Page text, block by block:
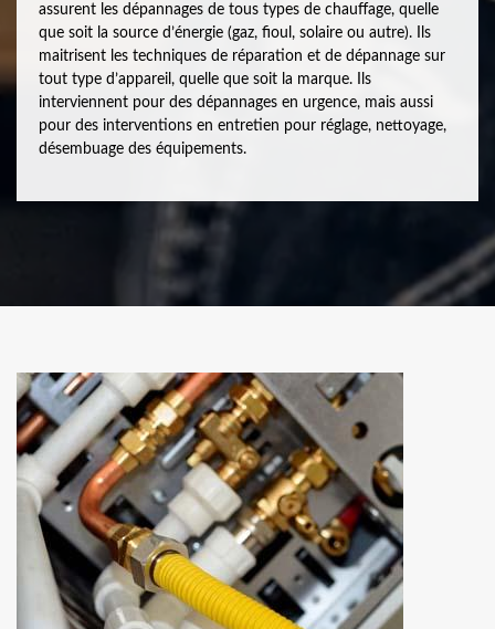
assurent les dépannages de tous types de chauffage, quelle
que soit la source d’énergie (gaz, fioul, solaire ou autre). Ils
maitrisent les techniques de réparation et de dépannage sur
tout type d’appareil, quelle que soit la marque. Ils
interviennent pour des dépannages en urgence, mais aussi
pour des interventions en entretien pour réglage, nettoyage,
désembuage des équipements.